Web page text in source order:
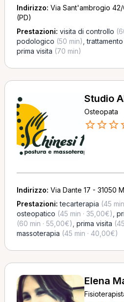
Indirizzo: Via Sant'ambrogio
(PD)
Prestazioni: visita di controllo
podologico (50 min) ,
prima visita (70 min)
Studio
Osteopata
Indirizzo: Via Dante 17 - 31050
Prestazioni:tecarterapia (45
osteopatico (45 min · 35,00€)
(60 min · 55,00€) prima visita
massoterapia (45 min · 40,00€)
Elena